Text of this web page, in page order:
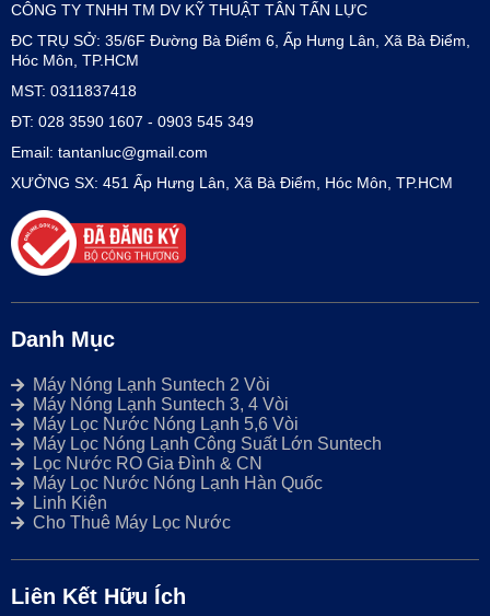
CÔNG TY TNHH TM DV KỸ THUẬT TÂN TẤN LỰC
ĐC TRỤ SỞ: 35/6F Đường Bà Điểm 6, Ấp Hưng Lân, Xã Bà Điểm,
Hóc Môn, TP.HCM
MST: 0311837418
ĐT: 028 3590 1607 - 0903 545 349
Email: tantanluc@gmail.com
XƯỞNG SX: 451 Ấp Hưng Lân, Xã Bà Điểm, Hóc Môn, TP.HCM
Danh Mục
Máy Nóng Lạnh Suntech 2 Vòi
Máy Nóng Lạnh Suntech 3, 4 Vòi
Máy Lọc Nước Nóng Lạnh 5,6 Vòi
Máy Lọc Nóng Lạnh Công Suất Lớn Suntech
Lọc Nước RO Gia Đình & CN
Máy Lọc Nước Nóng Lạnh Hàn Quốc
Linh Kiện
Cho Thuê Máy Lọc Nước
Liên Kết Hữu Ích